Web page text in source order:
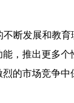
断发展和教育
，推出更多个
的市场竞争